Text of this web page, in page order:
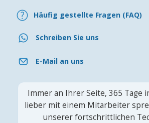
Häufig gestellte Fragen (FAQ)
Schreiben Sie uns
E-Mail an uns
Immer an Ihrer Seite, 365 Tage
lieber mit einem Mitarbeiter
unserer fortschrittlichen